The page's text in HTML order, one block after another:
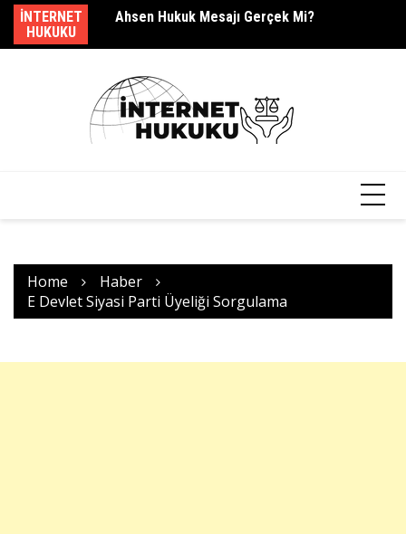
Skip
content
INTERNET
HUKUKU
Ahsen Hukuk Mesajı Gerçek Mi?
Home
Haber
E Devlet Siyasi Parti Üyeliği Sorgulama